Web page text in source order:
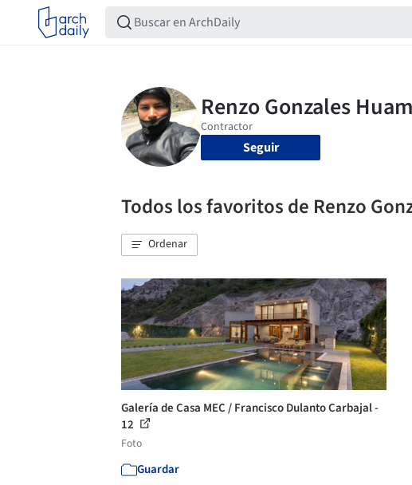
Seguir
Todos los favoritos de Renzo
Ordenar
Galería de Casa MEC / Francisco Dulanto Carbajal -
12
Foto
Guardar